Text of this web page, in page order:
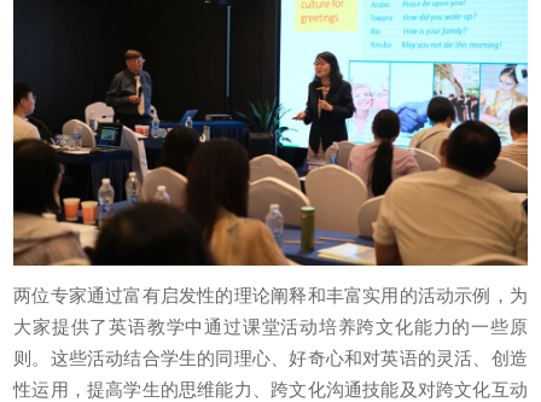
两位专家通过富有启发性的理论阐释和丰富实用的活动示例，为
大家提供了英语教学中通过课堂活动培养跨文化能力的一些原
则。这些活动结合学生的同理心、好奇心和对英语的灵活、创造
性运用，提高学生的思维能力、跨文化沟通技能及对跨文化互动